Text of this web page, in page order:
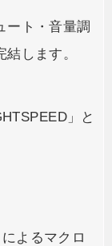
ート・音量調
します。
」と
よるマクロ